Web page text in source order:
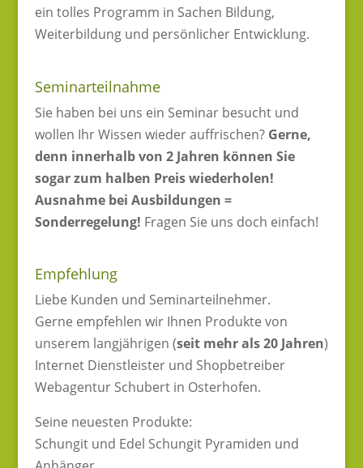
ein tolles Programm in Sachen Bildung,
Weiterbildung und persönlicher Entwicklung.
Seminarteilnahme
Sie haben bei uns ein Seminar besucht und
wollen Ihr Wissen wieder auffrischen? Gerne,
denn innerhalb von 2 Jahren können Sie
sogar zum halben Preis wiederholen!
Ausnahme bei Ausbildungen =
Sonderregelung! Fragen Sie uns doch einfach!
Empfehlung
Liebe Kunden und Seminarteilnehmer.
Gerne empfehlen wir Ihnen Produkte von
unserem langjährigen (seit mehr als 20 Jahren)
Internet Dienstleister und Shopbetreiber
Webagentur Schubert in Osterhofen.
Seine neuesten Produkte:
Schungit und Edel Schungit Pyramiden und